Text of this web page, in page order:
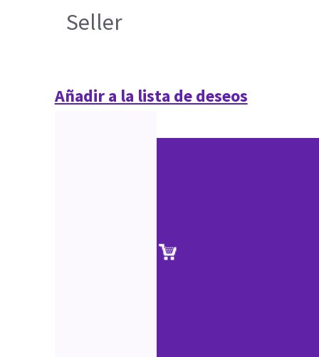
Seller
Añadir a la lista de deseos